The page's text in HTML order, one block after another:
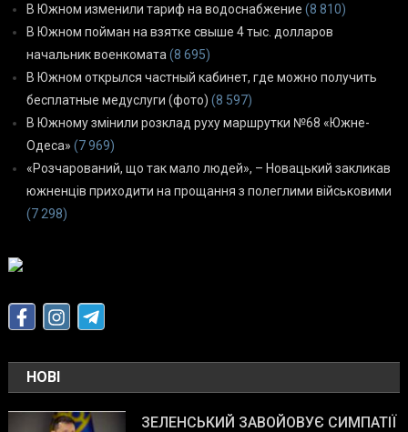
В Южном изменили тариф на водоснабжение (8 810)
В Южном пойман на взятке свыше 4 тыс. долларов
начальник военкомата (8 695)
В Южном открылся частный кабинет, где можно получить
бесплатные медуслуги (фото) (8 597)
В Южному змінили розклад руху маршрутки №68 «Южне-
Одеса» (7 969)
«Розчарований, що так мало людей», – Новацький закликав
южненців приходити на прощання з полеглими військовими
(7 298)
НОВІ
ЗЕЛЕНСЬКИЙ ЗАВОЙОВУЄ СИМПАТІЇ